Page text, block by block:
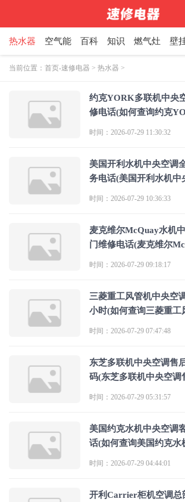
热水器 空气能 百科 知识 燃气灶 壁
当前位置： 首页-速修电器 > 热水器 >
约克YORK多联机中央
修电话(如何查询约克
时间：2026-07-29 11:30:32
美国开利水机中央空调
务电话(美国开利水机中
时间：2026-07-29 10:36:33
麦克维尔McQuay水机
门维修电话(麦克维尔
时间：2026-07-29 09:18:17
三菱重工风管机中央空
小时(如何查询三菱重工
时间：2026-07-29 07:47:48
东芝多联机中央空调售
码(东芝多联机中央空调
时间：2026-07-29 05:31:57
美国约克水机中央空调
话(如何查询美国约克水
时间：2026-07-29 04:44:01
开利Carrier柜机空调总